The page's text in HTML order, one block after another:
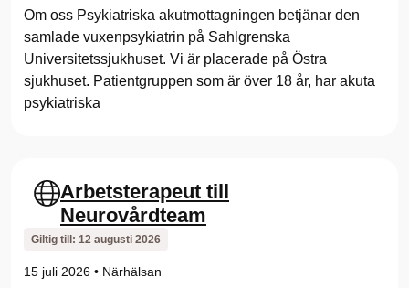
Om oss Psykiatriska akutmottagningen betjänar den
samlade vuxenpsykiatrin på Sahlgrenska
Universitetssjukhuset. Vi är placerade på Östra
sjukhuset. Patientgruppen som är över 18 år, har akuta
psykiatriska
Arbetsterapeut till
Neurovårdteam
Giltig till: 12 augusti 2026
15 juli 2026 • Närhälsan